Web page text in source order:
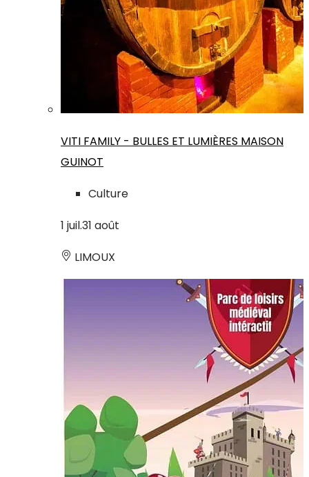
VITI FAMILY - BULLES ET LUMIÈRES MAISON
GUINOT
Culture
1 juil.31 août
LIMOUX